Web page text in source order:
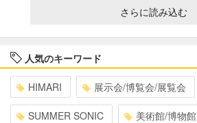
さらに読み込む
人気のキーワード
HIMARI 展示会/博覧会/展覧会
SUMMER SONIC 美術館/博物館